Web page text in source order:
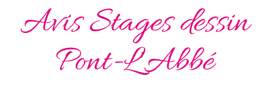
Avis Stages dessin
Pont-L'Abbé